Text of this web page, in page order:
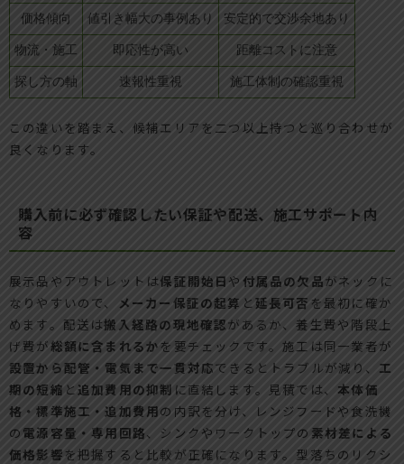
価格傾向 値引き幅大の事例あり 安定的で交渉余地あり
物流・施工 即応性が高い 距離コストに注意
探し方の軸 速報性重視 施工体制の確認重視
この違いを踏まえ、候補エリアを二つ以上持つと巡り合わせが
良くなります。
購入前に必ず確認したい保証や配送、施工サポート内
容
展示品やアウトレットは保証開始日 や 付属品の欠品がネックに
なりやすいので、
メーカー保証の起算 と 延長可否 を最初に確か
めます。配送は搬入経路の現地確認があるか、養生費や階段上
げ費が総額に含まれるか を要チェックです。施工は同一業者が
設置から配管・電気まで一貫対応できるとトラブルが減り、 工
期の短縮 と 追加費用の抑制 に直結します。見積では、 本体価
格・標準施工・追加費用の内訳を分け、レンジフードや食洗機
の 電源容量・専用回路、シンクやワークトップの 素材差による
価格影響を把握すると比較が正確になります。型落ちのリクシ